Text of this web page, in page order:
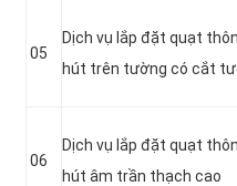
05
Dịch vụ lắp đặt quạt
hút trên tường có cắt
06
Dịch vụ lắp đặt quạt
hút âm trần thạch cao